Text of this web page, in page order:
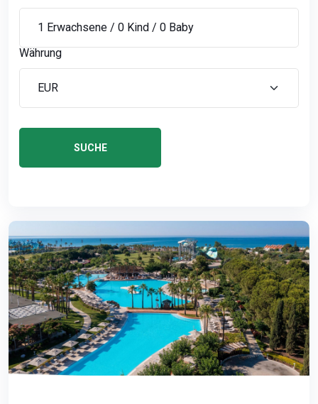
Währung
SUCHE